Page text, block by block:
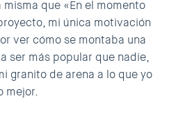
que «En el momento
mi única motivación
ver cómo se montaba una
ser más popular que nadie,
granito de arena a lo que yo
mejor.